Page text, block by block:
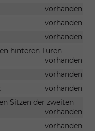
vorhanden
vorhanden
vorhanden
hinteren Türen
vorhanden
vorhanden
vorhanden
Sitzen der zweiten
vorhanden
vorhanden